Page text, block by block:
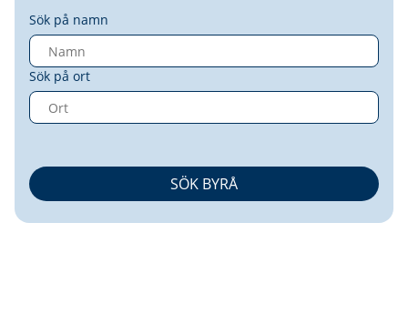
Sök på namn
Sök på ort